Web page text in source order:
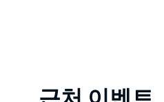
Product